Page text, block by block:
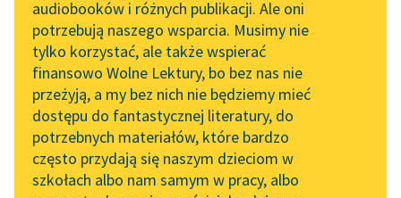
Byliśmy częścią AI Impact
Lab
Zapraszamy na spotkanie
online z tłumaczkami
literatury skandynawskiej
Spotkanie z Katarzyną
Tunkiel w Oslo
Przewodnik dla piszących i
czytających
API
OAI-PMH
Widget Wolnych Lektur
audiobooków i różnych publikacji. Ale oni
potrzebują naszego wsparcia. Musimy nie
tylko korzystać, ale także wspierać
finansowo Wolne Lektury, bo bez nas nie
przeżyją, a my bez nich nie będziemy mieć
dostępu do fantastycznej literatury, do
potrzebnych materiałów, które bardzo
często przydają się naszym dzieciom w
szkołach albo nam samym w pracy, albo
Kapitan Czart.
Przygody Cyrana
de Bergerac
Gdyby nie to, żem
zobowiązał się milczeć
jak karp, zaraz byś
dowiedział się, czy ja...